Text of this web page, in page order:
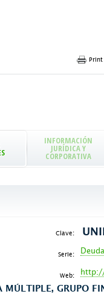
Print
INFORMACIÓN
JURÍDICA Y
CORPORATIVA
Clave:
Serie: Deuda
Web:
GRUPO